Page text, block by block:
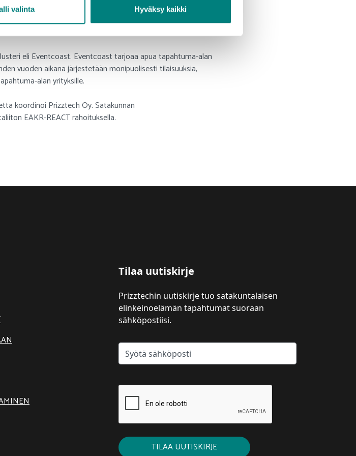
valinta Hyväksy kaikki
päivänä.
eli Eventcoast. Eventcoast tarjoaa apua tapahtuma-alan
vuoden aikana järjestetään monipuolisesti tilaisuuksia,
alan yrityksille.
koordinoi Prizztech Oy. Satakunnan
EAKR-REACT rahoituksella.
Tilaa uutiskirje
Prizztechin uutiskirje tuo satakuntalaisen
elinkeinoelämän tapahtumat suoraan
sähköpostiisi.
TILAA UUTISKIRJE